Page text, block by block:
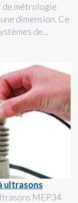
de métrologie
dimension. Ce
de...
ultrasons
MEP34